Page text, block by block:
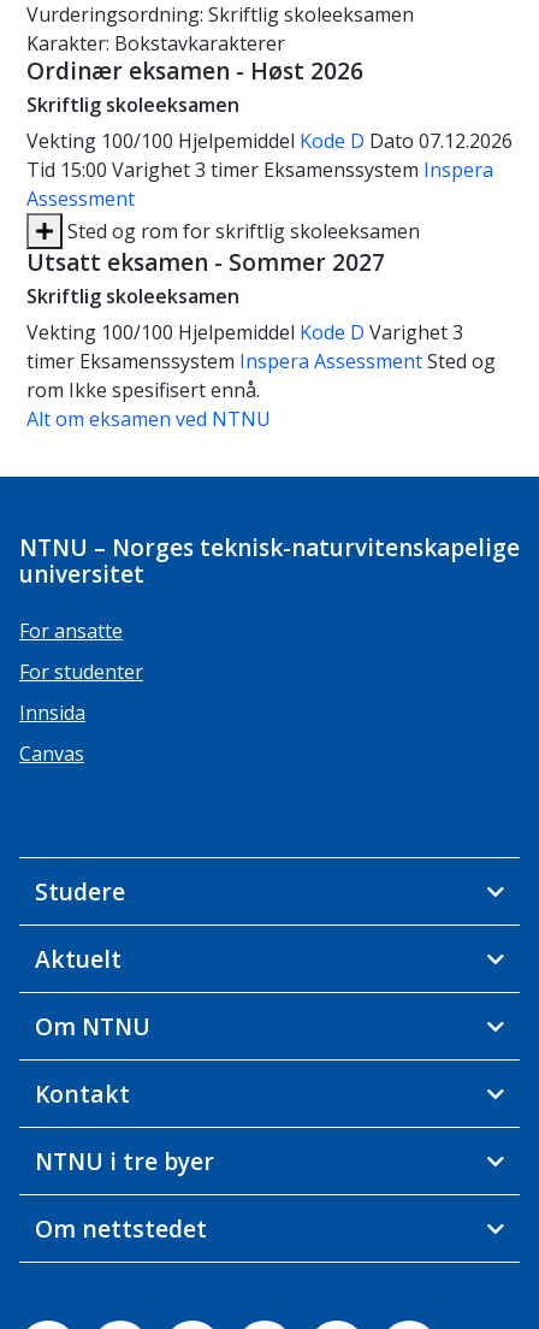
Vurderingsordning: Skriftlig skoleeksamen
Karakter: Bokstavkarakterer
Ordinær eksamen - Høst 2026
Skriftlig skoleeksamen
Vekting 100/100 Hjelpemiddel Kode D Dato 07.12.2026
Tid 15:00 Varighet3 timer Eksamenssystem Inspera
Assessment
Sted og rom for skriftlig skoleeksamen
Utsatt eksamen - Sommer 2027
Skriftlig skoleeksamen
Vekting 100/100 Hjelpemiddel Kode D Varighet3
timer Eksamenssystem Inspera AssessmentSted og
rom Ikke spesifisert ennå.
Alt om eksamen ved NTNU
NTNU – Norges teknisk-naturvitenskapelige
universitet
For ansatte
For studenter
Innsida
Canvas
Studere
Aktuelt
Om NTNU
Kontakt
NTNU i tre byer
Om nettstedet